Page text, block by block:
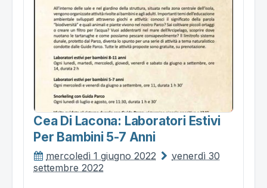
Cea Di Lacona: Laboratori Estivi
Per Bambini 5-7 Anni
mercoledì 1 giugno 2022
venerdì 30
settembre 2022